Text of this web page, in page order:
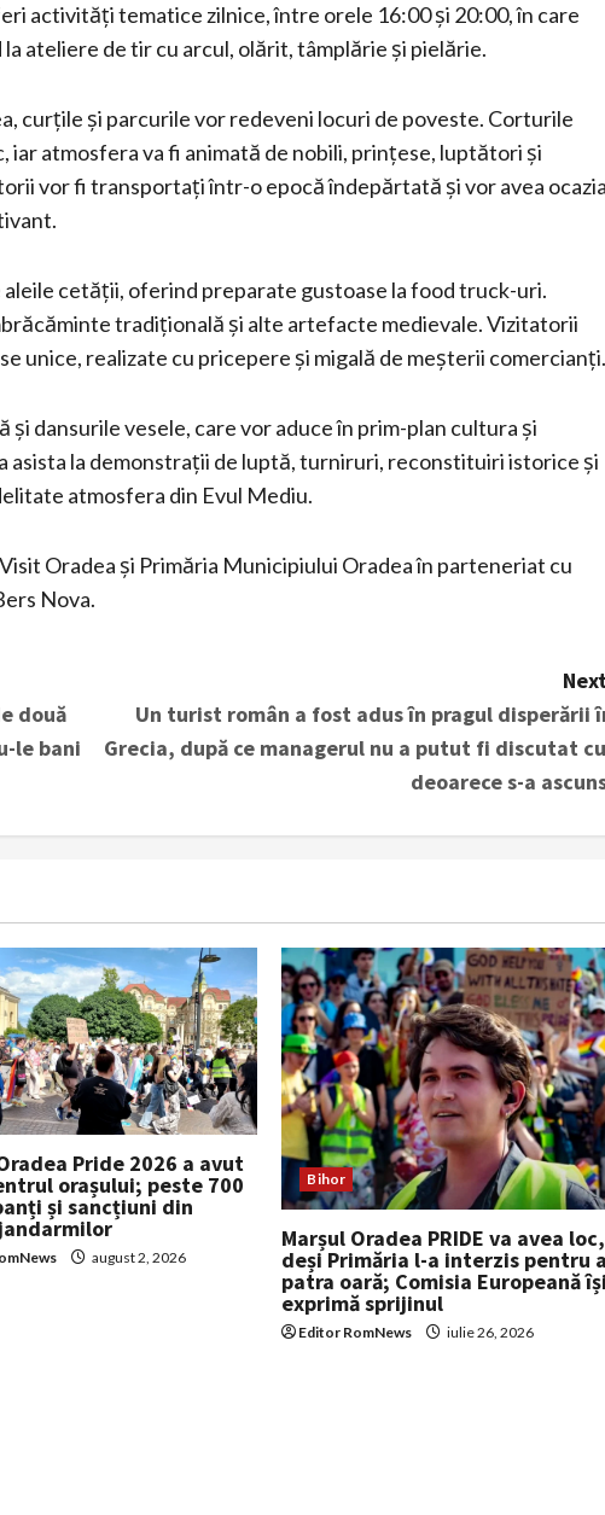
activități tematice zilnice, între orele 16:00 și 20:00, în care
ateliere de tir cu arcul, olărit, tâmplărie și pielărie.
curțile și parcurile vor redeveni locuri de poveste. Corturile
atmosfera va fi animată de nobili, prințese, luptători și
vor fi transportați într-o epocă îndepărtată și vor avea
cetății, oferind preparate gustoase la food truck-uri.
tradițională și alte artefacte medievale. Vizitatorii
unice, realizate cu pricepere și migală de meșterii comercianți.
și dansurile vesele, care vor aduce în prim-plan cultura și
la demonstrații de luptă, turniruri, reconstituiri istorice și
atmosfera din Evul Mediu.
Oradea și Primăria Municipiului Oradea în parteneriat cu
Nova.
două
le bani
Un turist român a fost adus în pragul disperării
Grecia, după ce managerul nu a putut fi discutat
deoarece s-a
Pride 2026 a avut
orașului; peste 700
și sancțiuni din
august 2, 2026
Bihor
Marșul Oradea PRIDE va avea loc,
deși Primăria l-a interzis pentru
patra oară; Comisia Europeană
exprimă sprijinul
Editor RomNews iulie 26, 2026